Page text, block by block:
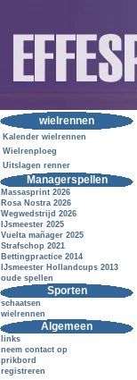
wielrennen
Kalender wielrennen
Wielrenploeg
Uitslagen renner
Managerspellen
Massasprint 2026
Rosa Nostra 2026
Wegwedstrijd 2026
IJsmeester 2025
Vuelta mañager 2025
Strafschop 2021
Bettingpractice 2014
IJsmeester Hollandcups 2013
oude spellen
Sporten
schaatsen
wielrennen
Algemeen
links
neem contact op
prikbord
registreren